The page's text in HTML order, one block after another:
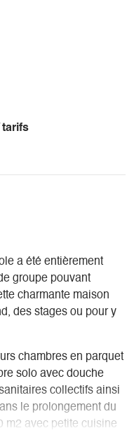
tarifs
a été entièrement
groupe pouvant
charmante maison
des stages ou pour y
chambres en parquet
solo avec douche
collectifs ainsi
le prolongement du
m2 avec petite cuisine